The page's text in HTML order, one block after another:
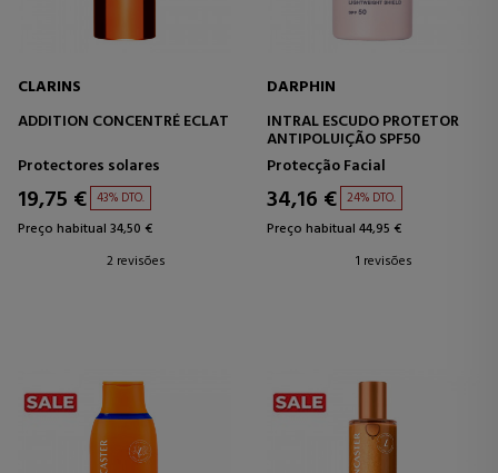
CLARINS
ADDITION CONCENTRÉ ECLAT
Protectores solares
19,75 € 43% DTO.
Preço habitual 34,50 €
2 revisões
DARPHIN
INTRAL ESCUDO PROTETOR
ANTIPOLUIÇÃO SPF50
Protecção Facial
34,16 € 24% DTO.
Preço habitual 44,95 €
1 revisões